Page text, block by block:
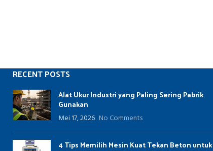
RECENT POSTS
Alat Ukur Industri yang Paling Sering Pabrik
Gunakan
Mei 17, 2026 No Comments
4 Tips Memilih Mesin Kuat Tekan Beton untuk